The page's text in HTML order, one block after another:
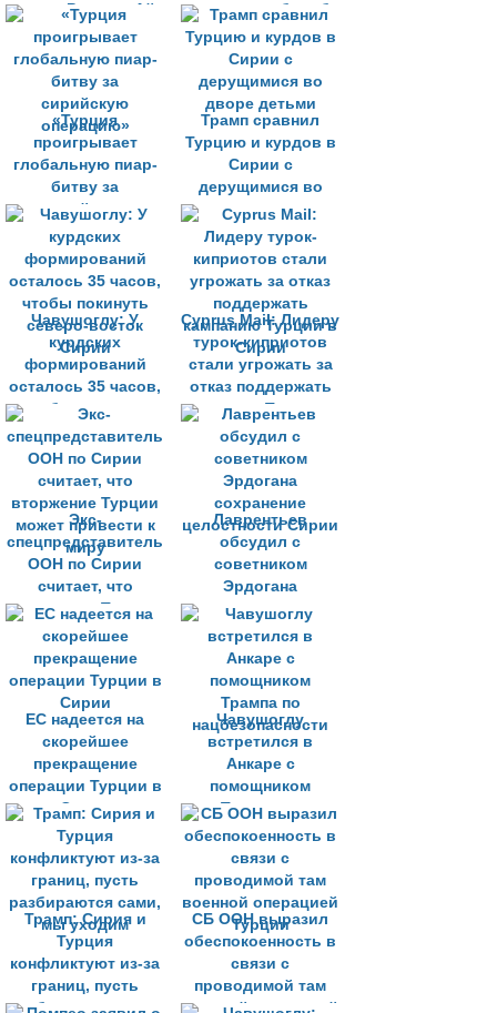
города Рас-эль-Айн
моментом в борьбе
с терроризмом
«Турция
проигрывает
глобальную пиар-
битву за
сирийскую
операцию»
Трамп сравнил
Турцию и курдов в
Сирии с
дерущимися во
дворе детьми
Чавушоглу: У
курдских
формирований
осталось 35 часов,
чтобы покинуть
северо-восток
Сирии
Cyprus Mail: Лидеру
турок-киприотов
стали угрожать за
отказ поддержать
кампанию Турции в
Сирии
Экс-
спецпредставитель
ООН по Сирии
считает, что
вторжение Турции
может привести к
миру
Лаврентьев
обсудил с
советником
Эрдогана
сохранение
целостности Сирии
ЕС надеется на
скорейшее
прекращение
операции Турции в
Сирии
Чавушоглу
встретился в
Анкаре с
помощником
Трампа по
нацбезопасности
Трамп: Сирия и
Турция
конфликтуют из-за
границ, пусть
разбираются сами,
СБ ООН выразил
обеспокоенность в
связи с
проводимой там
военной операцией